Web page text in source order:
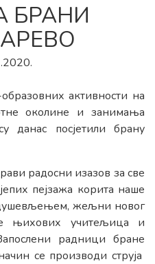
БРАНИ
активности на
околине и занимања
данас посјетили брану
радосни изазов за све
пејзажа корита наше
жељни новог
њихових учитељица и
радници бране
се производи струја